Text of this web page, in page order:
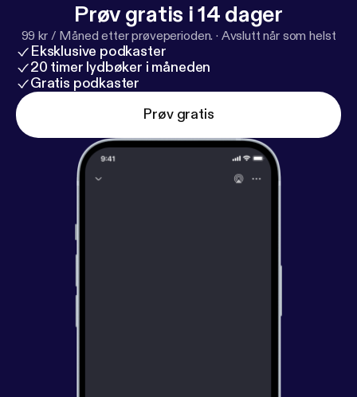
Prøv gratis i 14 dager
99 kr / Måned etter prøveperioden. · Avslutt når som helst
Eksklusive podkaster
20 timer lydbøker i måneden
Gratis podkaster
Prøv gratis